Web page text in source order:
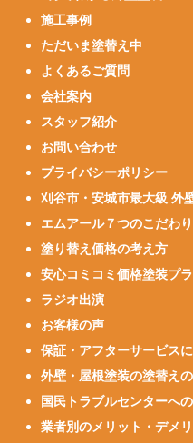
施工事例
ただいま塗替え中
よくあるご質問
会社案内
スタッフ紹介
お問い合わせ
プライバシーポリシー
刈谷市・安城市最大級 外
エムアール７つのこだわり
塗り替え価格の考え方
安心コミコミ価格塗装プ
ラジオ出演
お客様の声
保証・アフターサービス
外壁・屋根塗装の塗替え
国民トラブルセンターへ
業者別のメリット・デメ